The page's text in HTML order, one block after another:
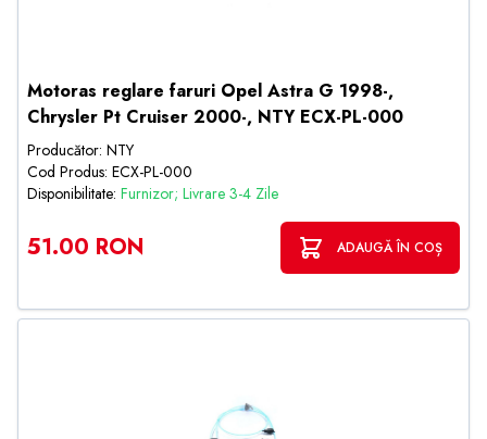
Motoras reglare faruri Opel Astra G 1998-,
Chrysler Pt Cruiser 2000-, NTY ECX-PL-000
Producător: NTY
Cod Produs: ECX-PL-000
Disponibilitate: Furnizor; Livrare 3-4 Zile
51.00 RON ADAUGĂ ÎN COȘ